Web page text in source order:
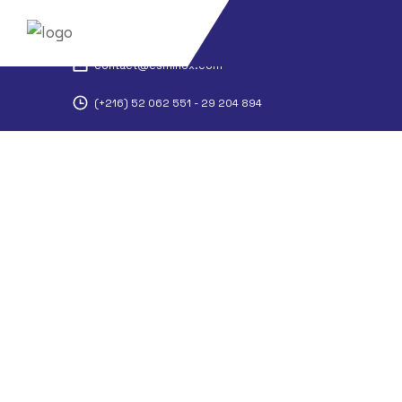
El Habibia route chavro n6 jedieda Manouba
contact@esminox.com
(+216) 52 062 551 - 29 204 894